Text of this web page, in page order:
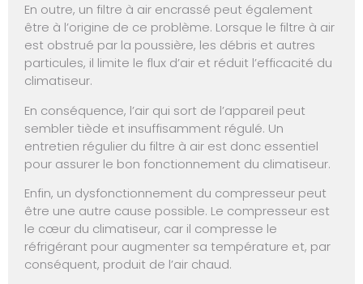
En outre, un filtre à air encrassé peut également
être à l’origine de ce problème. Lorsque le filtre à air
est obstrué par la poussière, les débris et autres
particules, il limite le flux d’air et réduit l’efficacité du
climatiseur.
En conséquence, l’air qui sort de l’appareil peut
sembler tiède et insuffisamment régulé. Un
entretien régulier du filtre à air est donc essentiel
pour assurer le bon fonctionnement du climatiseur.
Enfin, un dysfonctionnement du compresseur peut
être une autre cause possible. Le compresseur est
le cœur du climatiseur, car il compresse le
réfrigérant pour augmenter sa température et, par
conséquent, produit de l’air chaud.